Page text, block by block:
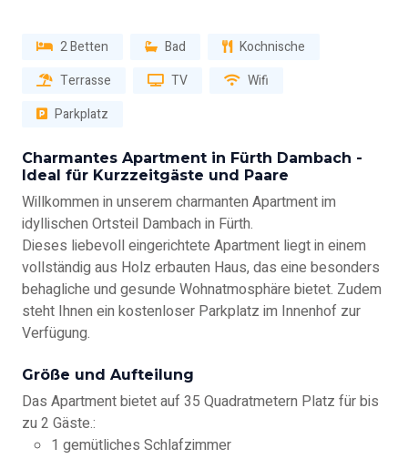
2 Betten Bad
Kochnische
Terrasse
TV
Wifi
Parkplatz
Charmantes Apartment in Fürth Dambach -
Ideal für Kurzzeitgäste und Paare
Willkommen in unserem charmanten Apartment im
idyllischen Ortsteil Dambach in Fürth.
Dieses liebevoll eingerichtete Apartment liegt in einem
vollständig aus Holz erbauten Haus, das eine besonders
behagliche und gesunde Wohnatmosphäre bietet. Zudem
steht Ihnen ein kostenloser Parkplatz im Innenhof zur
Verfügung.
Größe und Aufteilung
Das Apartment bietet auf 35 Quadratmetern Platz für bis
zu 2 Gäste.:
1 gemütliches Schlafzimmer